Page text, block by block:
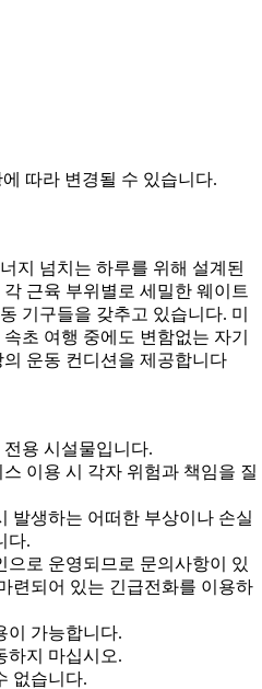
따라 변경될 수 있습니다.
지 넘치는 하루를 위해 설계된
근육 부위별로 세밀한 웨이트
기구들을 갖추고 있습니다. 미
초 여행 중에도 변함없는 자기
운동 컨디션을 제공합니다
용 시설물입니다.
이용 시 각자 위험과 책임을 질
발생하는 어떠한 부상이나 손실
다.
으로 운영되므로 문의사항이 있
련되어 있는 긴급전화를 이용하
이 가능합니다.
하지 마십시오.
없습니다.